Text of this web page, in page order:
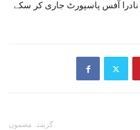
جون سے ہر نادرا آفس پاسپورٹ جاری کر سکے
گزشتہ مضمون